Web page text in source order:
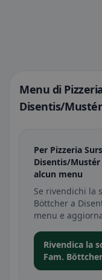
Menu di
Disentis/Mustér
Per Pizzeria
Disentis/
alcun menu
Se rivendichi la
Böttcher a
menu e
Rivendica la
Fam. Böttcher